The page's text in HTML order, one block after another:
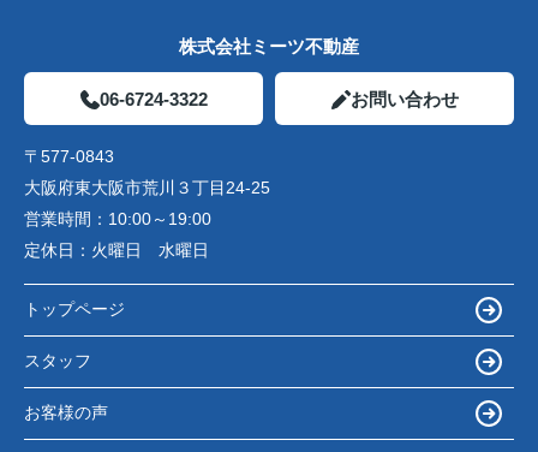
株式会社ミーツ不動産
06-6724-3322 お問い合わせ
〒577-0843
大阪府東大阪市荒川３丁目24-25
営業時間： 10:00～19:00
定休日： 火曜日 水曜日
トップページ
スタッフ
お客様の声